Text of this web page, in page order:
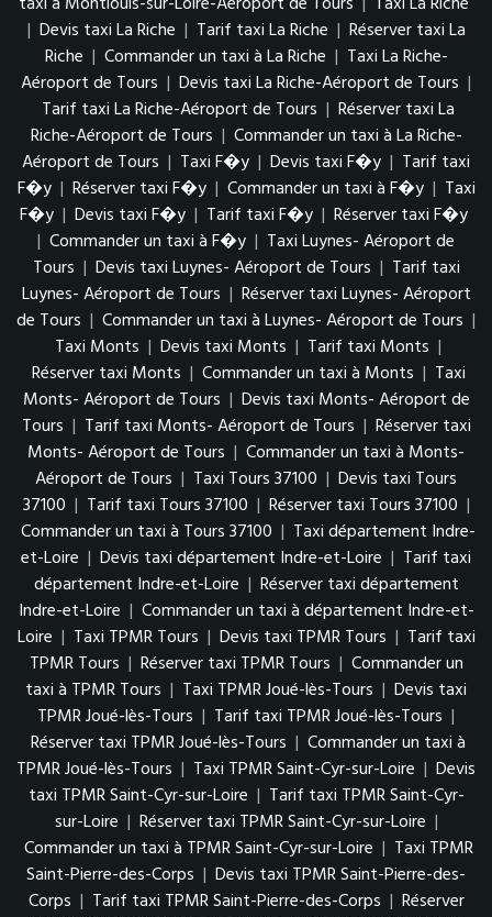
| Devis taxi La Riche | Tarif taxi La Riche | Réserver taxi La
Riche | Commander un taxi à La Riche | Taxi La Riche-
Aéroport de Tours | Devis taxi La Riche-Aéroport de Tours |
Tarif taxi La Riche-Aéroport de Tours | Réserver taxi La
Riche-Aéroport de Tours | Commander un taxi à La Riche-
Aéroport de Tours | Taxi F�y | Devis taxi F�y | Tarif taxi
F�y | Réserver taxi F�y | Commander un taxi à F�y | Taxi
F�y | Devis taxi F�y | Tarif taxi F�y | Réserver taxi F�y
| Commander un taxi à F�y | Taxi Luynes- Aéroport de
Tours | Devis taxi Luynes- Aéroport de Tours | Tarif taxi
Luynes- Aéroport de Tours | Réserver taxi Luynes- Aéroport
de Tours | Commander un taxi à Luynes- Aéroport de Tours |
Taxi Monts | Devis taxi Monts | Tarif taxi Monts |
Réserver taxi Monts | Commander un taxi à Monts | Taxi
Monts- Aéroport de Tours | Devis taxi Monts- Aéroport de
Tours | Tarif taxi Monts- Aéroport de Tours | Réserver taxi
Monts- Aéroport de Tours | Commander un taxi à Monts-
Aéroport de Tours | Taxi Tours 37100 | Devis taxi Tours
37100 | Tarif taxi Tours 37100 | Réserver taxi Tours 37100 |
Commander un taxi à Tours 37100 | Taxi département Indre-
et-Loire | Devis taxi département Indre-et-Loire | Tarif taxi
département Indre-et-Loire | Réserver taxi département
Indre-et-Loire | Commander un taxi à département Indre-et-
Loire | Taxi TPMR Tours | Devis taxi TPMR Tours | Tarif taxi
TPMR Tours | Réserver taxi TPMR Tours | Commander un
taxi à TPMR Tours | Taxi TPMR Joué-lès-Tours | Devis taxi
TPMR Joué-lès-Tours | Tarif taxi TPMR Joué-lès-Tours |
Réserver taxi TPMR Joué-lès-Tours | Commander un taxi à
TPMR Joué-lès-Tours | Taxi TPMR Saint-Cyr-sur-Loire | Devis
taxi TPMR Saint-Cyr-sur-Loire | Tarif taxi TPMR Saint-Cyr-
sur-Loire | Réserver taxi TPMR Saint-Cyr-sur-Loire |
Commander un taxi à TPMR Saint-Cyr-sur-Loire | Taxi TPMR
Saint-Pierre-des-Corps | Devis taxi TPMR Saint-Pierre-des-
Corps | Tarif taxi TPMR Saint-Pierre-des-Corps | Réserver